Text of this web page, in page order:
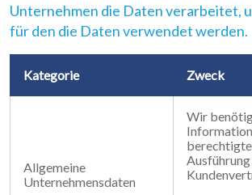
Unternehmen die Daten verarbeitet,
für den die Daten verwendet werden.
Kategorie Zweck
Allgemeine
Unternehmensdaten
Wir
Ausführung